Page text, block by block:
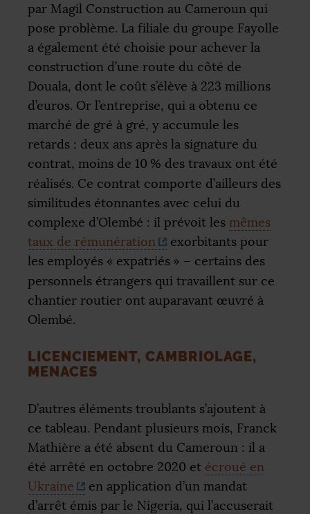
par Magil Construction au Cameroun qui
pose problème. La filiale du groupe Fayolle
a également été choisie pour achever la
construction d’une route du côté de
Douala, dont le coût s’élève à 223 millions
d’euros. Or l’entreprise, qui a obtenu ce
marché de gré à gré, y accumule les
retards : deux ans après la signature du
contrat, moins de 10 % des travaux ont été
réalisés. Ce contrat comporte d’ailleurs des
similitudes étonnantes avec celui du
complexe d’Olembé : il prévoit les mêmes
taux de rémunération
exorbitants pour
les employés « expatriés » – certains des
personnels étrangers qui travaillent sur ce
chantier routier ont auparavant œuvré à
Olembé.
LICENCIEMENT, CAMBRIOLAGE,
MENACES
D’autres éléments troublants s’ajoutent à
ce tableau. Pendant plusieurs mois, Franck
Mathière a été absent du Cameroun : il a
été arrêté en octobre 2020 et écroué en
Ukraine
en application d’un mandat
d’arrêt émis par le Nigeria, qui l’accuserait